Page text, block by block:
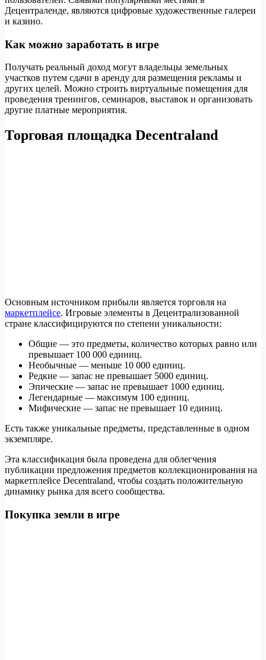
Децентраленде, являются цифровые художественные галереи
и казино.
Как можно заработать в игре
Получать реальный доход могут владельцы земельных
участков путем сдачи в аренду для размещения рекламы и
других целей. Можно строить виртуальные помещения для
проведения тренингов, семинаров, выставок и организовать
другие платные мероприятия.
Торговая площадка Decentraland
Основным источником прибыли является торговля на
маркетплейсе. Игровые элементы в Децентрализованной
стране классифицируются по степени уникальности:
Общие — это предметы, количество которых равно или
превышает 100 000 единиц.
Необычные — меньше 10 000 единиц.
Редкие — запас не превышает 5000 единиц.
Эпические — запас не превышает 1000 единиц.
Легендарные — максимум 100 единиц.
Мифические — запас не превышает 10 единиц.
Есть также уникальные предметы, представленные в одном
экземпляре.
Эта классификация была проведена для облегчения
публикации предложения предметов коллекционирования на
маркетплейсе Decentraland, чтобы создать положительную
динамику рынка для всего сообщества.
Покупка земли в игре